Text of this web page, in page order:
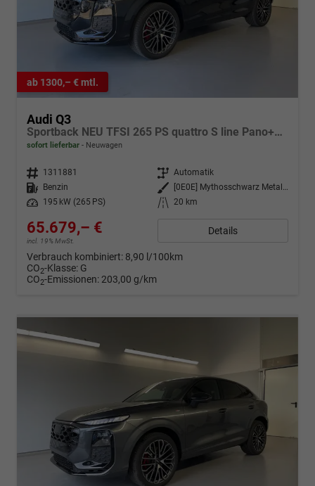
ab 1300,– € mtl.
Audi Q3
Sportback NEU TFSI 265 PS quattro S line Pano+TechPro+Matrix+AHK+HUD+Alu20+KlimaPlus+DCC+SONOS
sofort lieferbar Neuwagen
Fahrzeugnr. 1311881 Getriebe Automatik
Kraftstoff
Benzin Außenfarbe
[0E0E] Mythosschwarz Metallic
Leistung
195 kW (265 PS) Kilometerstand 20 km
65.679,– €
incl. 19% MwSt.
Details
Verbrauch kombiniert: 8,90 l/100km
CO2-Klasse: G
CO2-Emissionen: 203,00 g/km